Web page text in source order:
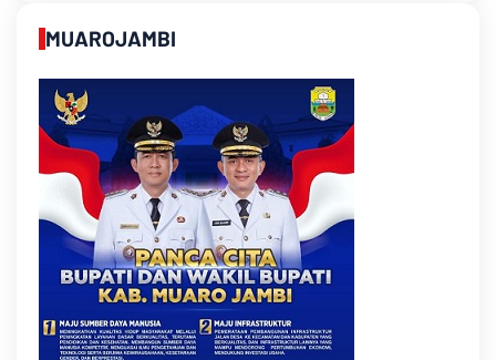
MUAROJAMBI